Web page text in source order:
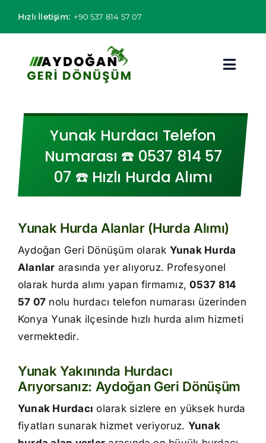
Hızlı İletişim: +90 537 814 57 07
Hurda Fiyatları
Hizmet Bölgeleri
Hakkımızda
İletişim
Yunak Hurdacı Telefon
Numarası ☎️ 0537 814 57
07 ☎️ Hızlı Hurda Alımı
Yunak Hurda Alanlar (Hurda Alımı)
Aydoğan Geri Dönüşüm olarak Yunak Hurda
Alanlar arasında yer alıyoruz. Profesyonel
olarak hurda alımı yapan firmamız,0537 814
57 07 nolu hurdacı telefon numarası üzerinden
Konya Yunak ilçesinde hızlı hurda alım hizmeti
vermektedir.
Yunak Yakınında Hurdacı
Arıyorsanız: Aydoğan Geri Dönüşüm
Yunak Hurdacı olarak sizlere en yüksek hurda
fiyatları sunarak hizmet veriyoruz. Yunak